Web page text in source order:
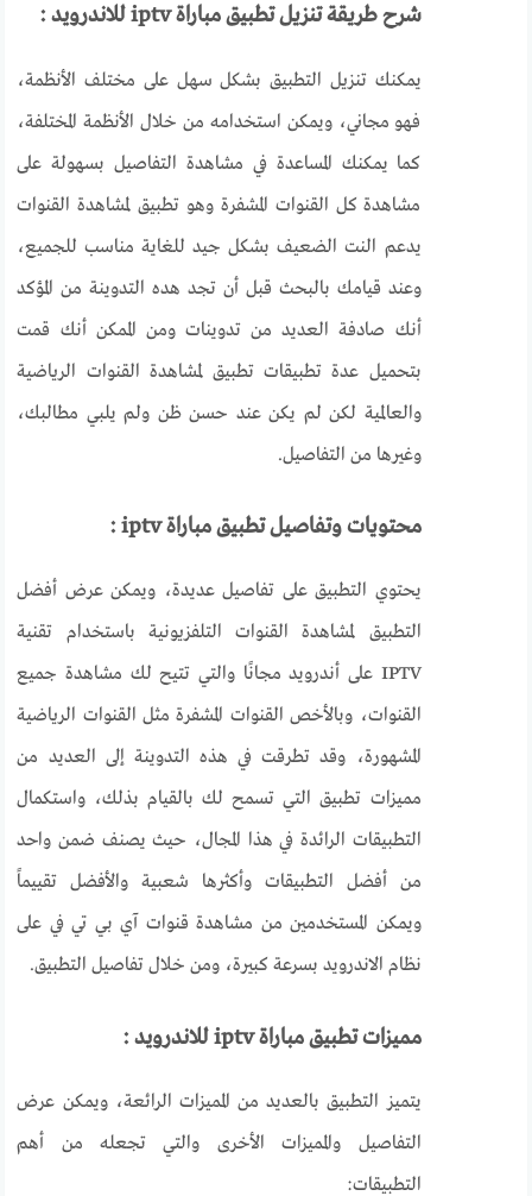
شرح طريقة تنزيل تطبيق مباراةiptvللاندرويد :
يمكنك تنزيل التطبيق بشكل سهل على مختلف الأنظمة،
فهو مجاني، ويمكن استخدامه من خلال الأنظمة المختلفة،
كما يمكنك المساعدة في مشاهدة التفاصيل بسهولة على
مشاهدة كل القنوات المشفرة وهو تطبيق لمشاهدة القنوات
يدعم النت الضعيف بشكل جيد للغاية مناسب للجميع،
وعند قيامك بالبحث قبل أن تجد هده التدوينة من المؤكد
أنك صادفة العديد من تدوينات ومن الممكن أنك قمت
بتحميل عدة تطبيقات تطبيق لمشاهدة القنوات الرياضية
والعالمية لكن لم يكن عند حسن ظن ولم يلبي مطالبك،
وغيرها من التفاصيل.
محتويات وتفاصيل تطبيق مباراةiptv
:
يحتوي التطبيق على تفاصيل عديدة، ويمكن عرض أفضل
التطبيق لمشاهدة القنوات التلفزيونية باستخدام تقنية
IPTV على أندرويد مجانًا والتي تتيح لك مشاهدة جميع
القنوات، وبالأخص القنوات المشفرة مثل القنوات الرياضية
المشهورة، وقد تطرقت في هذه التدوينة إلى العديد من
مميزات تطبيق التي تسمح لك بالقيام بذلك، واستكمال
التطبيقات الرائدة في هذا المجال، حيث يصنف ضمن واحد
من أفضل التطبيقات وأكثرها شعبية والأفضل تقييماً
ويمكن المستخدمين من مشاهدة قنوات آي بي تي في على
نظام الاندرويد بسرعة كبيرة، ومن خلال تفاصيل التطبيق.
مميزات تطبيق مباراةiptvللاندرويد :
يتميز التطبيق بالعديد من المميزات الرائعة، ويمكن عرض
التفاصيل والمميزات الأخرى والتي تجعله من أهم
التطبيقات: